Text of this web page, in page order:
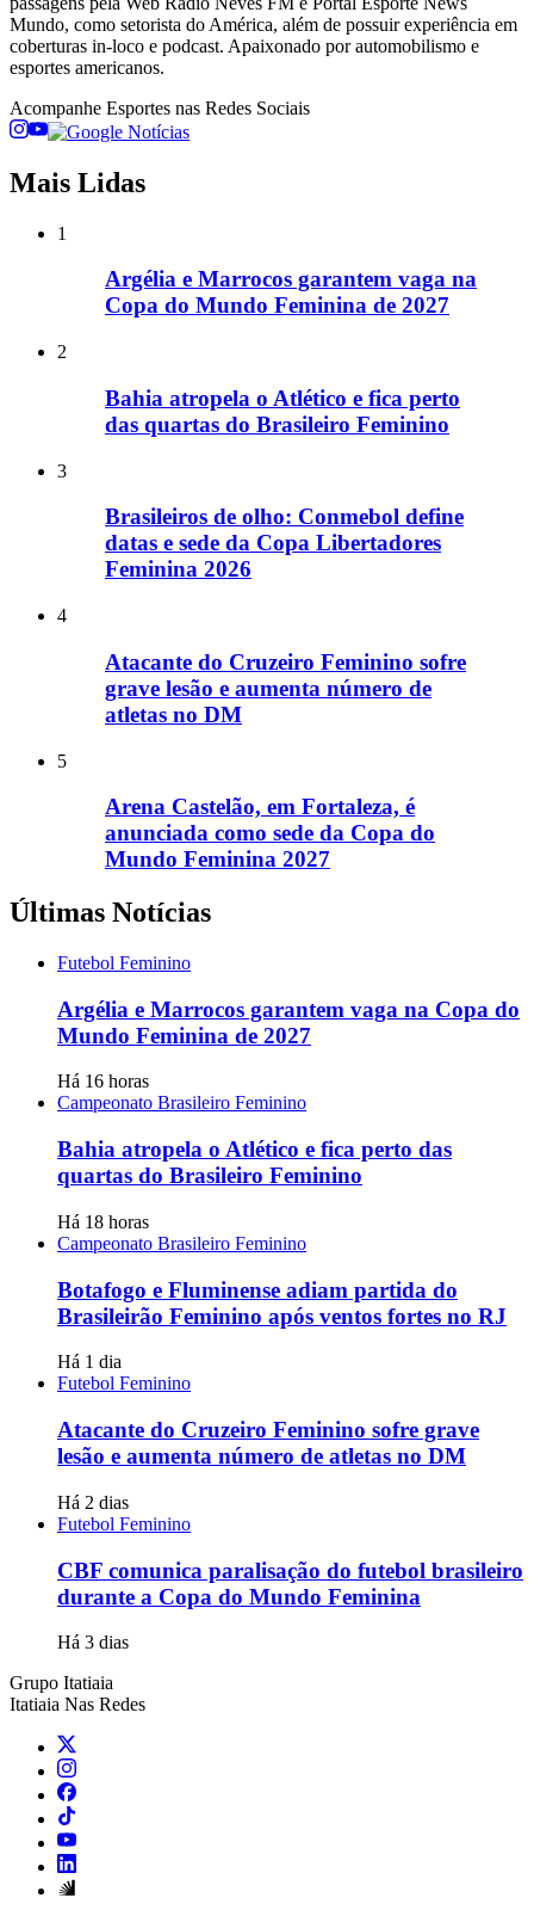
Mundo, como setorista do América, além de possuir experiência em
coberturas in-loco e podcast. Apaixonado por automobilismo e
esportes americanos.
Acompanhe Esportes nas Redes Sociais
Mais Lidas
1
Argélia e Marrocos garantem vaga na
Copa do Mundo Feminina de 2027
2
Bahia atropela o Atlético e fica perto
das quartas do Brasileiro Feminino
3
Brasileiros de olho: Conmebol define
datas e sede da Copa Libertadores
Feminina 2026
4
Atacante do Cruzeiro Feminino sofre
grave lesão e aumenta número de
atletas no DM
5
Arena Castelão, em Fortaleza, é
anunciada como sede da Copa do
Mundo Feminina 2027
Últimas Notícias
Futebol Feminino
Argélia e Marrocos garantem vaga na Copa do
Mundo Feminina de 2027
Há 16 horas
Campeonato Brasileiro Feminino
Bahia atropela o Atlético e fica perto das
quartas do Brasileiro Feminino
Há 18 horas
Campeonato Brasileiro Feminino
Botafogo e Fluminense adiam partida do
Brasileirão Feminino após ventos fortes no RJ
Há 1 dia
Futebol Feminino
Atacante do Cruzeiro Feminino sofre grave
lesão e aumenta número de atletas no DM
Há 2 dias
Futebol Feminino
CBF comunica paralisação do futebol brasileiro
durante a Copa do Mundo Feminina
Há 3 dias
Grupo Itatiaia
Itatiaia Nas Redes